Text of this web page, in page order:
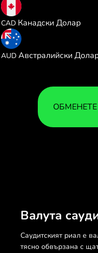
CAD Канадски Долар
AUD Австралийски
Валута
Саудитският риал е
тясно обвързана с